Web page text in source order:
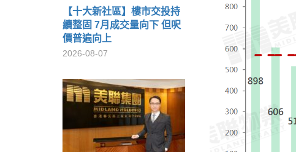
【十大新社區】樓市交投持
續整固 7月成交量向下 但呎
價普遍向上
2026-08-07